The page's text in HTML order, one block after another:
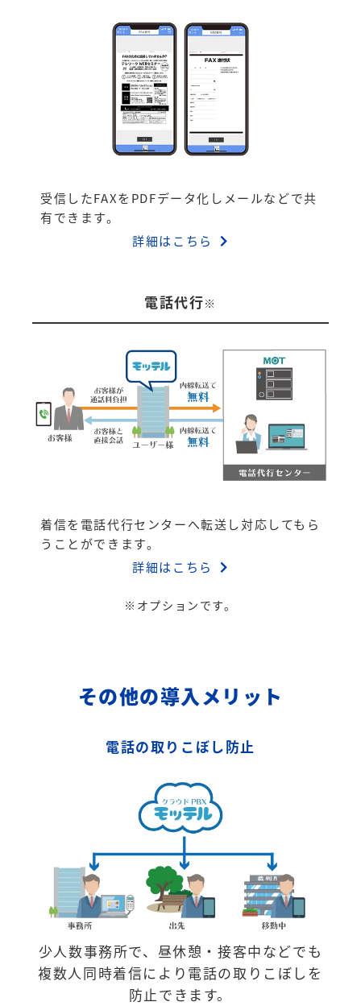
受信したFAXをPDFデータ化しメールなどで共
有できます。
詳細はこちら
電話代行※
着信を電話代行センターへ転送し対応してもら
うことができます。
詳細はこちら
※オプションです。
その他の導入メリット
電話の取りこぼし防止
少人数事務所で、昼休憩・接客中などでも
複数人同時着信により電話の取りこぼしを
防止できます。